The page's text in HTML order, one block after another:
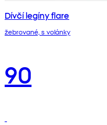
Dívčí legíny flare
žebrované, s volánky
90